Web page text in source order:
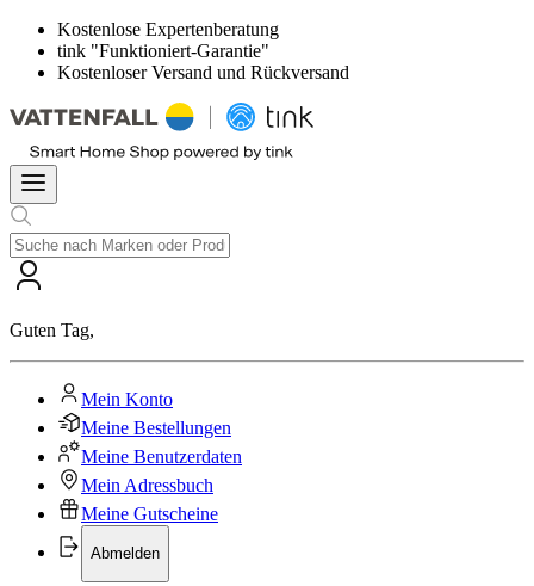
Kostenlose Expertenberatung
tink "Funktioniert-Garantie"
Kostenloser Versand und Rückversand
Guten Tag,
Mein Konto
Meine Bestellungen
Meine Benutzerdaten
Mein Adressbuch
Meine Gutscheine
Abmelden